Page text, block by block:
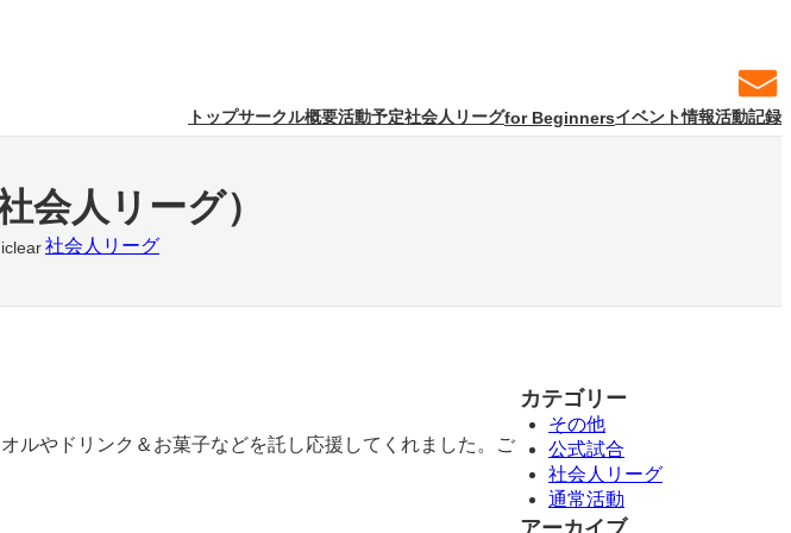
トップサークル概要活動予定社会人リーグfor Beginnersイベント情報活動記録
会人リーグ）
社会人リーグ
ルやドリンク＆お菓子などを託し応援してくれました。ご
カテゴリー
その他
公式試合
社会人リーグ
通常活動
アーカイブ